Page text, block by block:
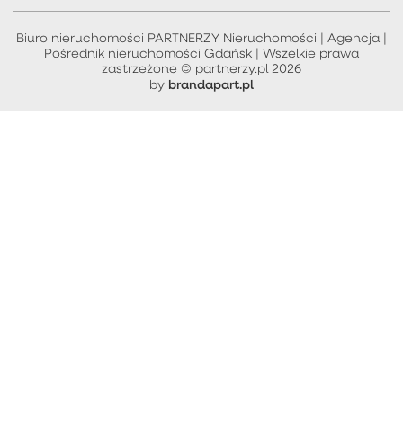
Biuro nieruchomości PARTNERZY Nieruchomości | Agencja |
Pośrednik nieruchomości Gdańsk | Wszelkie prawa
zastrzeżone © partnerzy.pl 2026
by brandapart.pl